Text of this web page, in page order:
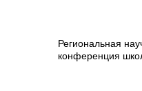
Региональная
конференция